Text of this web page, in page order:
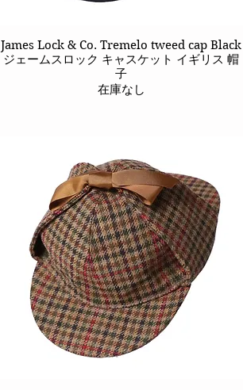
クイックビュー
James Lock & Co. Tremelo tweed cap Black
ジェームスロック キャスケット イギリス 帽
子
在庫なし